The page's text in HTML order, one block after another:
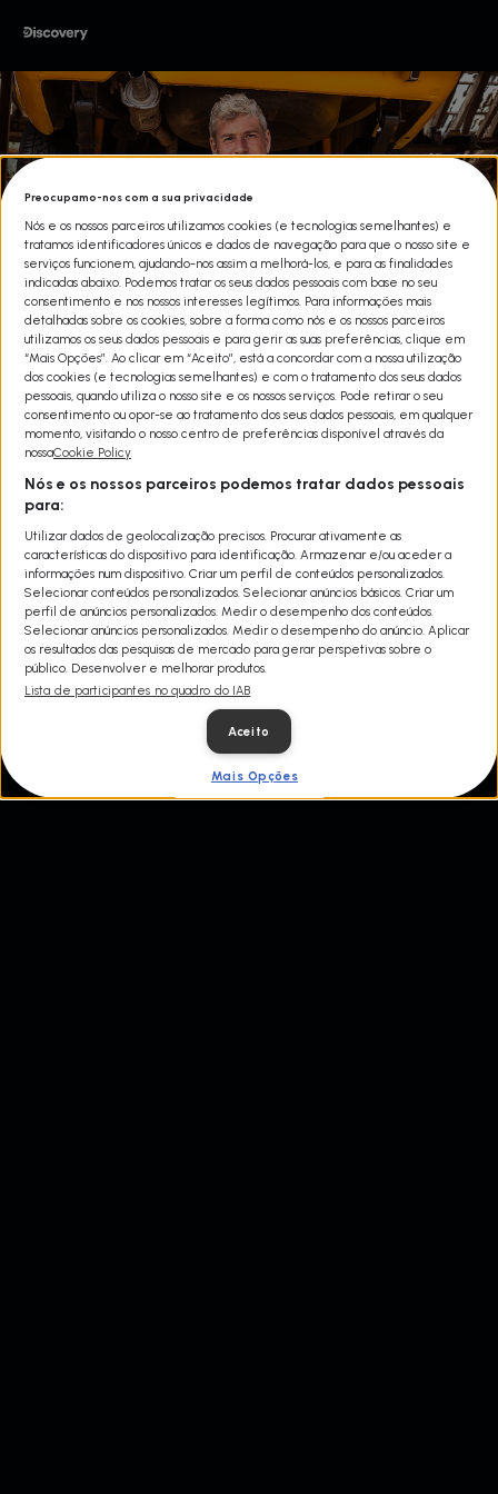
ANT ANSTEAD: BORN MECHANIC
T2
Share
O mestre mecânico Ant Anstead volta ao essencial ao comprar,
restaurar e vender carros antigos a partir de um celeiro em
ruínas. Mas, desta vez, é uma questão pessoal, pois qualquer lucro
obtido irá ajudá-lo a renovar uma quinta com 500 anos que
comprou para os seus pais passarem a reforma.
Preocupamo-nos com a sua privacidade
Nós e os nossos parceiros utilizamos cookies (e tecnologias semelhantes) e
tratamos identificadores únicos e dados de navegação para que o nosso site e
serviços funcionem, ajudando-nos assim a melhorá-los, e para as finalidades
indicadas abaixo. Podemos tratar os seus dados pessoais com base no seu
consentimento e nos nossos interesses legítimos. Para informações mais
detalhadas sobre os cookies, sobre a forma como nós e os nossos parceiros
utilizamos os seus dados pessoais e para gerir as suas preferências, clique em
“Mais Opções”. Ao clicar em “Aceito”, está a concordar com a nossa utilização
dos cookies (e tecnologias semelhantes) e com o tratamento dos seus dados
pessoais, quando utiliza o nosso site e os nossos serviços. Pode retirar o seu
consentimento ou opor-se ao tratamento dos seus dados pessoais, em qualquer
momento, visitando o nosso centro de preferências disponível através da
nossaCookie Policy
Nós e os nossos parceiros podemos tratar dados pessoais
para:
Utilizar dados de geolocalização precisos. Procurar ativamente as
características do dispositivo para identificação. Armazenar e/ou aceder a
informações num dispositivo. Criar um perfil de conteúdos personalizados.
Selecionar conteúdos personalizados. Selecionar anúncios básicos. Criar um
perfil de anúncios personalizados. Medir o desempenho dos conteúdos.
Selecionar anúncios personalizados. Medir o desempenho do anúncio. Aplicar
os resultados das pesquisas de mercado para gerar perspetivas sobre o
público. Desenvolver e melhorar produtos.
Lista de participantes no quadro do IAB
Aceito
Mais Opções